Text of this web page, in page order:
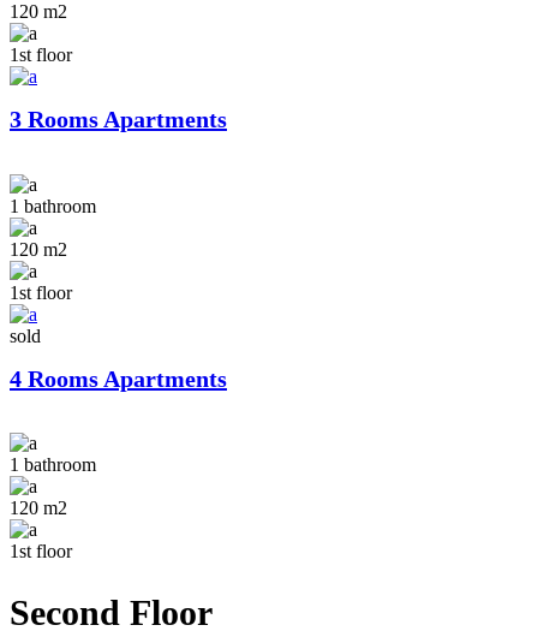
120 m2
1st floor
3 Rooms Apartments
1 bathroom
120 m2
1st floor
sold
4 Rooms Apartments
1 bathroom
120 m2
1st floor
Second Floor